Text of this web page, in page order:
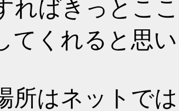
ればきっとこ
てくれると思
所はネットで